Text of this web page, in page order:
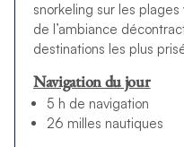
snorkeling sur les
de l’ambiance
destinations les plus
Navigation du jour
5 h de navigation
26 milles nautiques